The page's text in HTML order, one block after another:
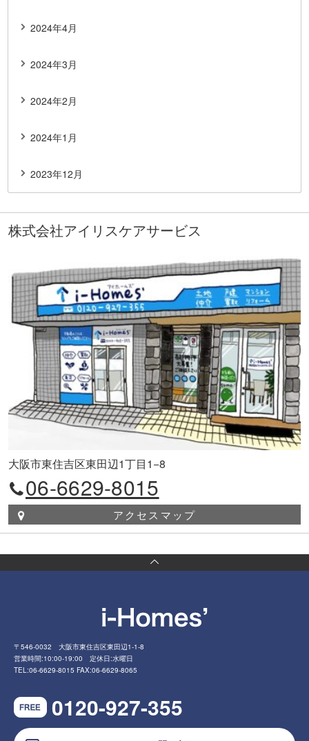
2024年4月
2024年3月
2024年2月
2024年1月
2023年12月
株式会社アイリスケアサービス
大阪市東住吉区東田辺1丁目1−8
06-6629-8015
アクセスマップ
〒546-0032 大阪市東住吉区東田辺1-1-8
営業時間:10:00-19:00 定休日:水曜日
TEL:06-6629-8015 FAX:06-6629-8065
0120-927-355